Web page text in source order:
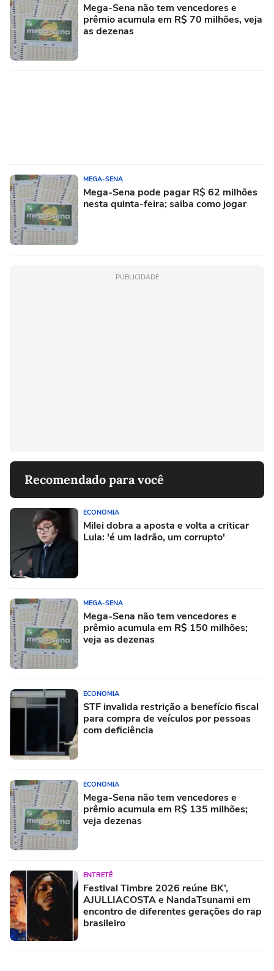
Mega-Sena não tem vencedores e
prêmio acumula em R$ 70 milhões, veja
as dezenas
MEGA-SENA
Mega-Sena pode pagar R$ 62 milhões
nesta quinta-feira; saiba como jogar
PUBLICIDADE
Recomendado para você
ECONOMIA
Milei dobra a aposta e volta a criticar
Lula: 'é um ladrão, um corrupto'
MEGA-SENA
Mega-Sena não tem vencedores e
prêmio acumula em R$ 150 milhões;
veja as dezenas
ECONOMIA
STF invalida restrição a benefício fiscal
para compra de veículos por pessoas
com deficiência
ECONOMIA
Mega-Sena não tem vencedores e
prêmio acumula em R$ 135 milhões;
veja dezenas
ENTRETÊ
Festival Timbre 2026 reúne BK’,
AJULLIACOSTA e NandaTsunami em
encontro de diferentes gerações do rap
brasileiro